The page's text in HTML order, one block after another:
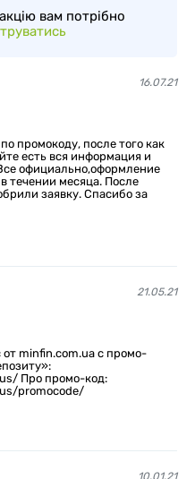
вам потрібно
16.07.21
промокоду, после того как
есть вся информация и
официально,оформление
течении месяца. После
заявку. Спасибо за
21.05.21
от minfin.com.ua с промо-
Про промо-код:
promocode/
10.01.21